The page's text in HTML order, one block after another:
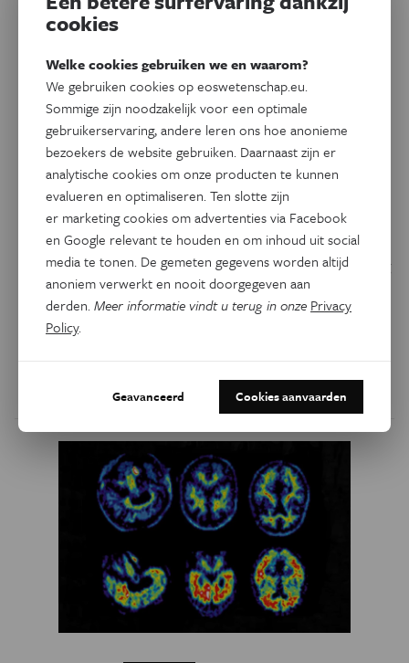
Eos Blogs Gezondheid
Klein maar fijn: de belofte van
nanomedicijnen
Nanomedicijnen bieden heel veel voordelen in vergelijking
met conventionele medicijnen, zoals het gericht kunnen
behandelen van kankergezwellen zonder de omliggende
gezonde cellen te beschadigen. Maar zelfs op kleine schaal
DoorTim Bomberna
cookies
Welke cookies gebruiken we en waarom?
We gebruiken cookies op eoswetenschap.eu.
Sommige zijn noodzakelijk voor een optimale
gebruikerservaring, andere leren ons hoe anonieme
bezoekers de website gebruiken. Daarnaast zijn er
analytische cookies om onze producten te kunnen
evalueren en optimaliseren. Ten slotte zijn
er marketing cookies om advertenties via Facebook
en Google relevant te houden en om inhoud uit social
media te tonen. De gemeten gegevens worden altijd
anoniem verwerkt en nooit doorgegeven aan
derden.Meer informatie vindt u terug in onze Privacy
Policy.
Geavanceerd Cookies aanvaarden